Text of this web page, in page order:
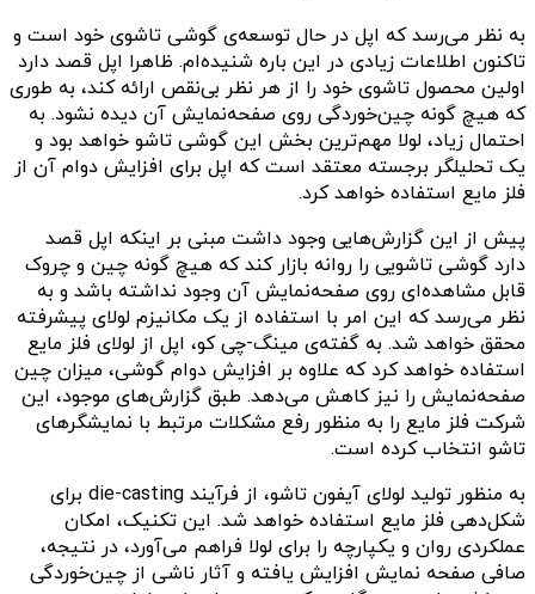
به نظر می‌رسد که اپل در حال توسعه‌ی گوشی تاشوی خود است و
تاکنون اطلاعات زیادی در این باره شنیده‌ام. ظاهرا اپل قصد دارد
اولین محصول تاشوی خود را از هر نظر بی‌نقص ارائه کند، به طوری
که هیچ گونه چین‌خوردگی روی صفحه‌نمایش آن دیده نشود. به
احتمال زیاد، لولا مهم‌ترین بخش این گوشی تاشو خواهد بود و
یک تحلیلگر برجسته معتقد است که اپل برای افزایش دوام آن از
فلز مایع استفاده خواهد کرد.
پیش از این گزارش‌هایی وجود داشت مبنی بر اینکه اپل قصد
دارد گوشی تاشویی را روانه بازار کند که هیچ گونه چین و چروک
قابل مشاهده‌ای روی صفحه‌نمایش آن وجود نداشته باشد و به
نظر می‌رسد که این امر با استفاده از یک مکانیزم لولای پیشرفته
محقق خواهد شد. به گفته‌ی مینگ-چی کو، اپل از لولای فلز مایع
استفاده خواهد کرد که علاوه بر افزایش دوام گوشی، میزان چین
صفحه‌نمایش را نیز کاهش می‌دهد. طبق گزارش‌های موجود، این
شرکت فلز مایع را به منظور رفع مشکلات مرتبط با نمایشگرهای
تاشو انتخاب کرده است.
به منظور تولید لولای آیفون تاشو، از فرآیند die-casting برای
شکل‌دهی فلز مایع استفاده خواهد شد. این تکنیک، امکان
عملکردی روان و یکپارچه را برای لولا فراهم می‌آورد، در نتیجه،
صافی صفحه نمایش افزایش یافته و آثار ناشی از چین‌خوردگی